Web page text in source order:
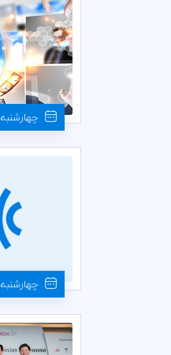
چهارشنبه 24 شهریور 1395
چهارشنبه 03 شهریور 1395